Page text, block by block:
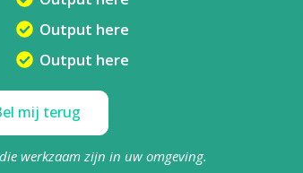
Output here
Output here
mij terug
werkzaam zijn in uw omgeving.